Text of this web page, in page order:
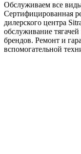
Обслуживаем все
Сертифицированная
дилерского центра
обслуживание
брендов. Ремонт и
вспомогательной